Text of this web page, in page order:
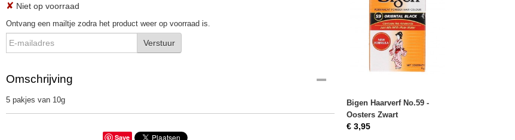
✘ Niet op voorraad
Ontvang een mailtje zodra het product weer op voorraad is.
Verstuur
Omschrijving
5 pakjes van 10g
Save
Bigen Haarverf No.59 -
Oosters Zwart
€ 3,95